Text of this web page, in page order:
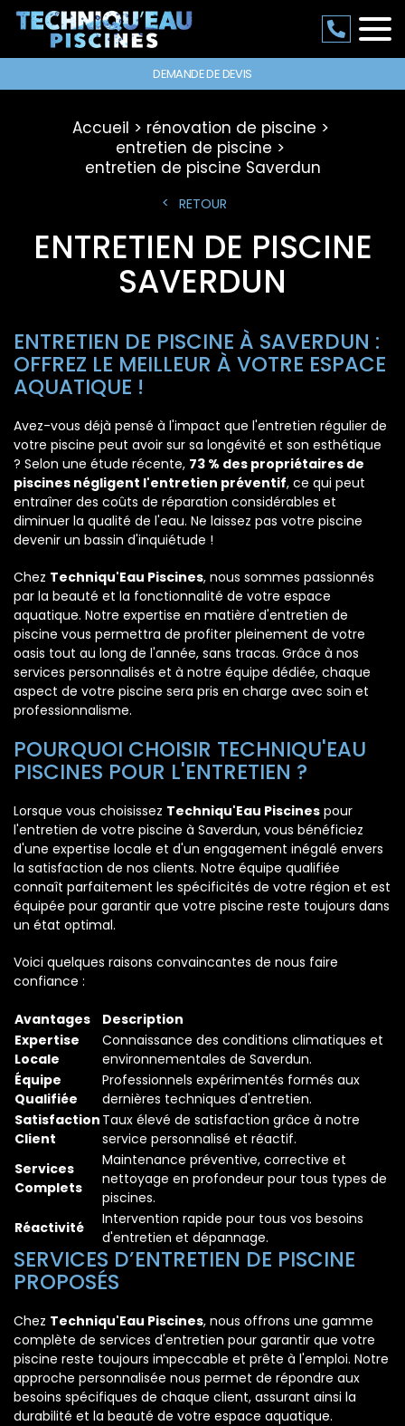
DEMANDE DE DEVIS
Accueil
rénovation de piscine
entretien de piscine
entretien de piscine Saverdun
RETOUR
ENTRETIEN DE PISCINE
SAVERDUN
ENTRETIEN DE PISCINE À SAVERDUN :
OFFREZ LE MEILLEUR À VOTRE ESPACE
AQUATIQUE !
Avez-vous déjà pensé à l'impact que l'entretien régulier de
votre piscine peut avoir sur sa longévité et son esthétique
? Selon une étude récente, 73 % des propriétaires de
piscines négligent l'entretien préventif, ce qui peut
entraîner des coûts de réparation considérables et
diminuer la qualité de l'eau. Ne laissez pas votre piscine
devenir un bassin d'inquiétude !
Chez Techniqu'Eau Piscines, nous sommes passionnés
par la beauté et la fonctionnalité de votre espace
aquatique. Notre expertise en matière d'entretien de
piscine vous permettra de profiter pleinement de votre
oasis tout au long de l'année, sans tracas. Grâce à nos
services personnalisés et à notre équipe dédiée, chaque
aspect de votre piscine sera pris en charge avec soin et
professionnalisme.
POURQUOI CHOISIR TECHNIQU'EAU
PISCINES POUR L'ENTRETIEN ?
Lorsque vous choisissez Techniqu'Eau Piscines pour
l'entretien de votre piscine à Saverdun, vous bénéficiez
d'une expertise locale et d'un engagement inégalé envers
la satisfaction de nos clients. Notre équipe qualifiée
connaît parfaitement les spécificités de votre région et est
équipée pour garantir que votre piscine reste toujours dans
un état optimal.
Voici quelques raisons convaincantes de nous faire
confiance :
Avantages
Description
Expertise
Locale
Connaissance des conditions climatiques et
environnementales de Saverdun.
Équipe
Qualifiée
Professionnels expérimentés formés aux
dernières techniques d'entretien.
Satisfaction
Client
Taux élevé de satisfaction grâce à notre
service personnalisé et réactif.
Services
Complets
Maintenance préventive, corrective et
nettoyage en profondeur pour tous types de
piscines.
Réactivité
Intervention rapide pour tous vos besoins
d'entretien et dépannage.
SERVICES D’ENTRETIEN DE PISCINE
PROPOSÉS
Chez Techniqu'Eau Piscines, nous offrons une gamme
complète de services d'entretien pour garantir que votre
piscine reste toujours impeccable et prête à l'emploi. Notre
approche personnalisée nous permet de répondre aux
besoins spécifiques de chaque client, assurant ainsi la
durabilité et la beauté de votre espace aquatique.